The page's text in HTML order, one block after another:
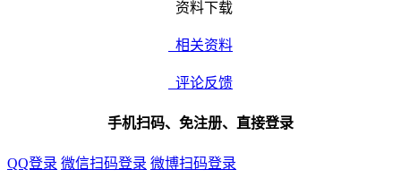
资料下载
相关资料
评论反馈
手机扫码、免注册、直接登录
QQ登录 微信扫码登录 微博扫码登录